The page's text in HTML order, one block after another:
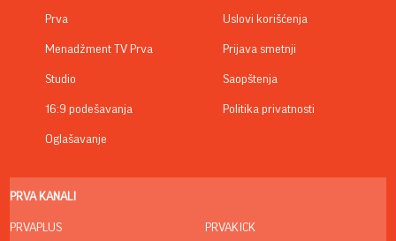
Prva
Menadžment TV Prva
Studio
16:9 podešavanja
Oglašavanje
Uslovi korišćenja
Prijava smetnji
Saopštenja
Politika privatnosti
PRVA KANALI
PRVAPLUS PRVAKICK